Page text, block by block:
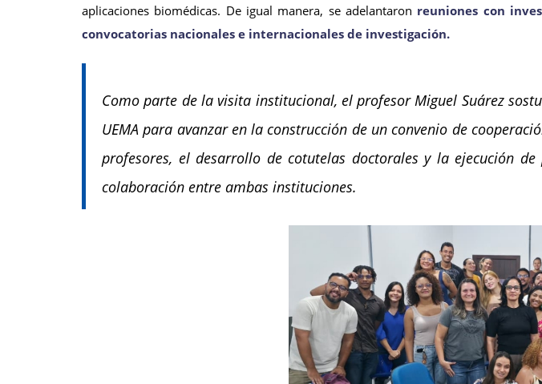
aplicaciones biomédicas. De igual manera, se adelantaron reuniones con
convocatorias nacionales e internacionales de investigación.
Como parte de la visita institucional, el profesor Miguel Suárez
UEMA para avanzar en la construcción de un convenio de
profesores, el desarrollo de cotutelas doctorales y la ejecución
colaboración entre ambas instituciones.